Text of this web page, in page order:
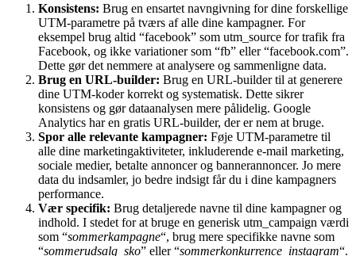
Konsistens: Brug en ensartet navngivning for dine forskellige
UTM-parametre på tværs af alle dine kampagner. For
eksempel brug altid “facebook” som utm_source for trafik fra
Facebook, og ikke variationer som “fb” eller “facebook.com”.
Dette gør det nemmere at analysere og sammenligne data.
Brug en URL-builder: Brug en URL-builder til at generere
dine UTM-koder korrekt og systematisk. Dette sikrer
konsistens og gør dataanalysen mere pålidelig. Google
Analytics har en gratis URL-builder, der er nem at bruge.
Spor alle relevante kampagner: Føje UTM-parametre til
alle dine marketingaktiviteter, inkluderende e-mail marketing,
sociale medier, betalte annoncer og bannerannoncer. Jo mere
data du indsamler, jo bedre indsigt får du i dine kampagners
performance.
Vær specifik: Brug detaljerede navne til dine kampagner og
indhold. I stedet for at bruge en generisk utm_campaign værdi
som “sommerkampagne“, brug mere specifikke navne som
“sommerudsalg_sko” eller “sommerkonkurrence_instagram“.